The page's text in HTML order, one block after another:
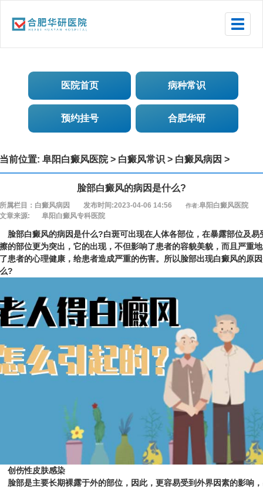
Toggle
医院首页 病种常识
预约挂号 合肥华研
当前位置:阜阳白癜风医院> 白癜风常识 > 白癜风病因 >
脸部白癜风的病因是什么?
所属栏目：白癜风病因 发布时间:2023-04-06 14:56 作者:阜阳白癜风医院
文章来源:
阜阳白癜风专科医院
白癜风的病因是什么?白斑可出现在人体各部位，在暴露部位及易
的部位更为突出，它的出现，不但影响了患者的容貌美貌，而且严重
患者的心理健康，给患者造成严重的伤害。所以脸部出现白癜风的原
?
伤性皮肤感染
是主要长期裸露于外的部位，因此，更容易受到外界因素的影响